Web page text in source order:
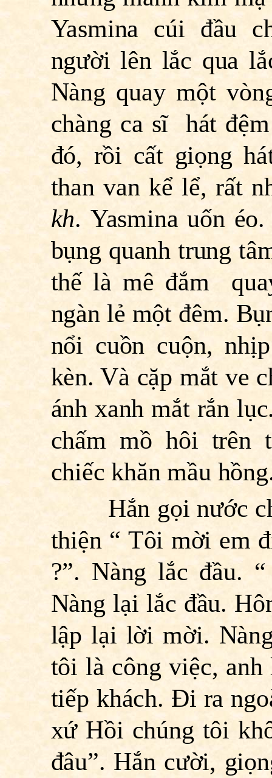
Yasmina cúi đầu
người lên lắc qua
Nàng quay một
chàng ca sĩ hát
đó, rồi cất giọng
than van kể lể, rất
kh. Yasmina uốn
bụng quanh trung
thế là mê đắm
ngàn lẻ một đêm.
nổi cuồn cuộn,
kèn. Và cặp mắt ve
ánh xanh mắt rắn
chấm mồ hôi trên
chiếc khăn mầu
Hắn gọi nước
thiện “ Tôi mời em
?”. Nàng lắc đầu.
Nàng lại lắc đầu.
lập lại lời mời.
tôi là công việc,
tiếp khách. Ði ra
xứ Hồi chúng tôi
đâu”. Hắn cười,